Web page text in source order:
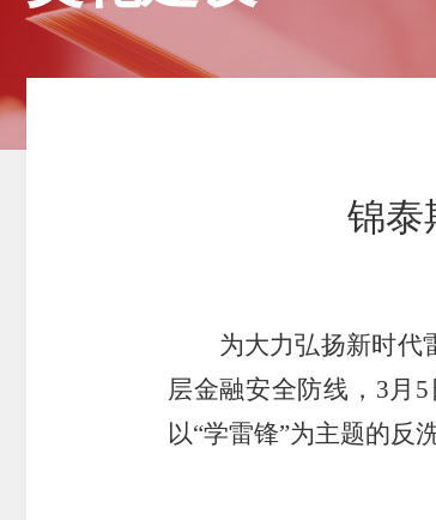
锦泰
为大力弘扬新时代
层金融安全防线， 3月 5
以“学雷锋”为主题的反
北
京